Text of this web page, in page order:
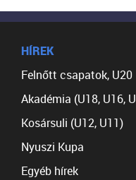
HÍREK
Felnőtt csapatok, U20
Akadémia (U18, U16,
Kosársuli (U12, U11)
Nyuszi Kupa
Egyéb hírek